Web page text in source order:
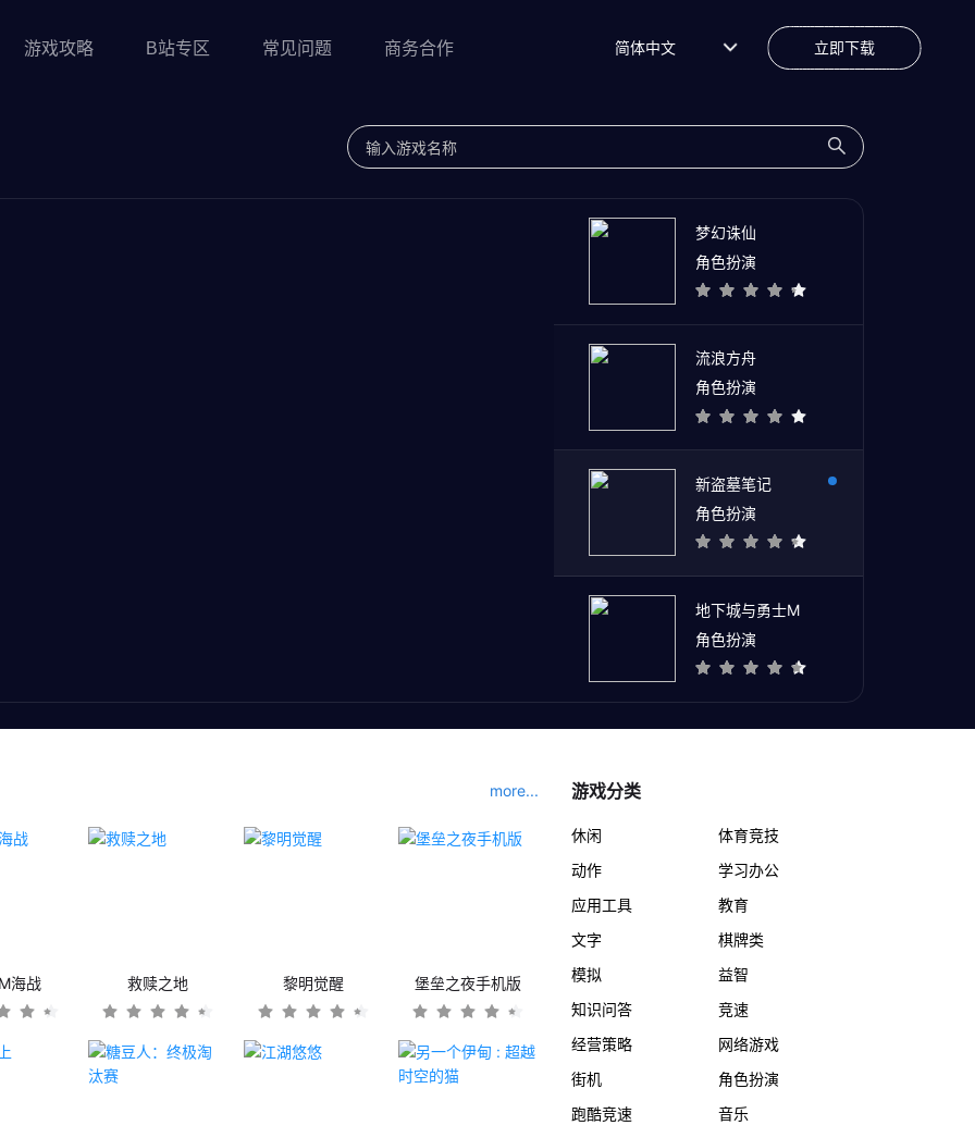
游戏攻略 B站专区 常见问题 商务合作 简体中文 立即下载
梦幻诛仙
角色扮演
流浪方舟
角色扮演
新盗墓笔记
角色扮演
地下城与勇士M
角色扮演
more...
海战 救赎之地 黎明觉醒 堡垒之夜手机版
游戏分类
休闲
体育竞技
动作
学习办公
应用工具
教育
文字
棋牌类
模拟
益智
知识问答
竞速
经营策略
网络游戏
街机
角色扮演
跑酷竞速
音乐